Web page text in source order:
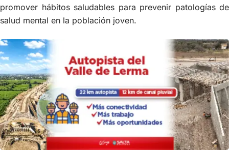
promover hábitos saludables para prevenir patologías de
salud mental en la población joven.